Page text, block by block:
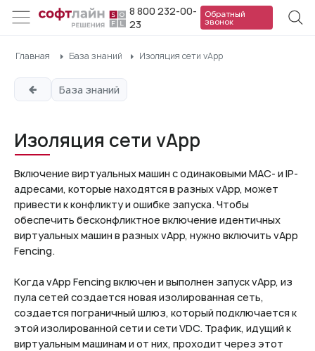
8 800 232-00-
23
Обратный
звонок
Главная База знаний Изоляция сети vApp
База знаний
Изоляция сети vApp
Включение виртуальных машин с одинаковыми MAC- и IP-
адресами, которые находятся в разных vApp, может
привести к конфликту и ошибке запуска. Чтобы
обеспечить бесконфликтное включение идентичных
виртуальных машин в разных vApp, нужно включить vApp
Fencing.
Когда vApp Fencing включен и выполнен запуск vApp, из
пула сетей создается новая изолированная сеть,
создается пограничный шлюз, который подключается к
этой изолированной сети и сети VDC. Трафик, идущий к
виртуальным машинам и от них, проходит через этот